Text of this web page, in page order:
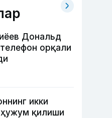
Дональд
орқали
икки
қилиши